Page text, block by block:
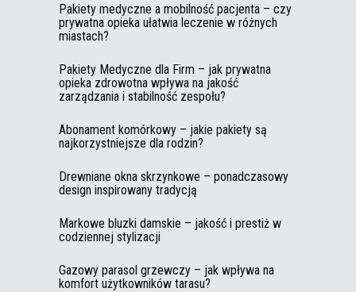
Pakiety medyczne a mobilność pacjenta – czy
prywatna opieka ułatwia leczenie w różnych
miastach?
Pakiety Medyczne dla Firm – jak prywatna
opieka zdrowotna wpływa na jakość
zarządzania i stabilność zespołu?
Abonament komórkowy – jakie pakiety są
najkorzystniejsze dla rodzin?
Drewniane okna skrzynkowe – ponadczasowy
design inspirowany tradycją
Markowe bluzki damskie – jakość i prestiż w
codziennej stylizacji
Gazowy parasol grzewczy – jak wpływa na
komfort użytkowników tarasu?